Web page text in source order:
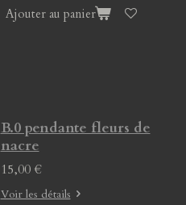
Ajouter au panier
B.0 pendante fleurs de
nacre
15,00 €
Voir les détails